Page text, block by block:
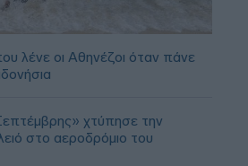
λένε οι Αθηνέζοι όταν πάνε
χτύπησε την
στο αεροδρόμιο του